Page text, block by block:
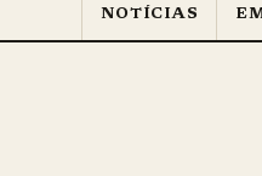
NOTÍCIAS